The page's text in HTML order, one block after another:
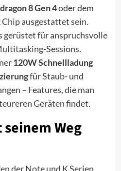
8 Gen 4oder dem
Chip ausgestattet sein.
gerüstet für anspruchsvolle
Sessions.
120W Schnellladung
für Staub- und
– Features, die man
Geräten findet.
Weg
der Note und K Serien